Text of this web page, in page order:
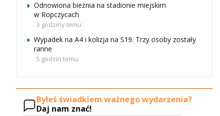
Odnowiona bieżnia na stadionie miejskim
w Ropczycach
3 godziny temu
Wypadek na A4 i kolizja na S19. Trzy osoby zostały
ranne
5 godzin temu
Byłeś świadkiem ważnego wydarzenia?
Daj nam znać!